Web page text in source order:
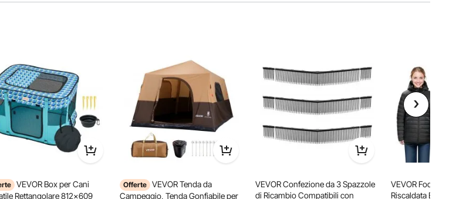
VEVOR Box per Cani
Rettangolare 812x609
Offerte VEVOR Tenda da
Campeggio, Tenda Gonfiabile per
VEVOR Confezione da 3 Spazzole
di Ricambio Compatibili con
VEVOR Fodera per
Riscaldata Elettrica,